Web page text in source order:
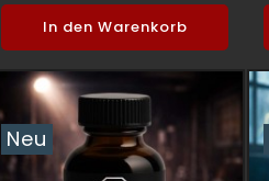
In den Warenkorb
Neu